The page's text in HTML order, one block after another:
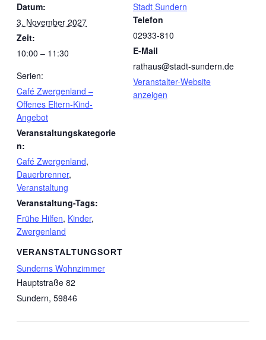
Datum:
3. November 2027
Zeit:
10:00 – 11:30
Serien:
Café Zwergenland –
Offenes Eltern-Kind-
Angebot
Veranstaltungskategorie
n:
Café Zwergenland,
Dauerbrenner,
Veranstaltung
Veranstaltung-Tags:
Frühe Hilfen, Kinder,
Zwergenland
VERANSTALTUNGSORT
Sunderns Wohnzimmer
Hauptstraße 82
Sundern, 59846
Stadt Sundern
Telefon
02933-810
E-Mail
rathaus@stadt-sundern.de
Veranstalter-Website
anzeigen